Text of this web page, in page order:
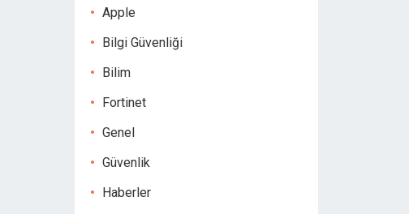
Apple
Bilgi Güvenliği
Bilim
Fortinet
Genel
Güvenlik
Haberler